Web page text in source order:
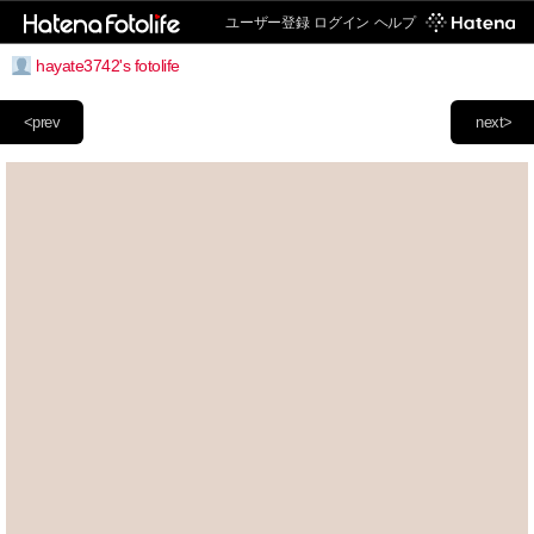
ユーザー登録 ログイン ヘルプ
hayate3742's fotolife
next>
<prev